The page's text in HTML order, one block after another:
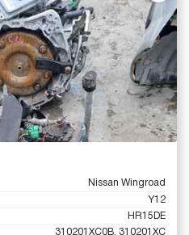
Nissan Wingroad
Y12
HR15DE
310201XC0B, 310201XC